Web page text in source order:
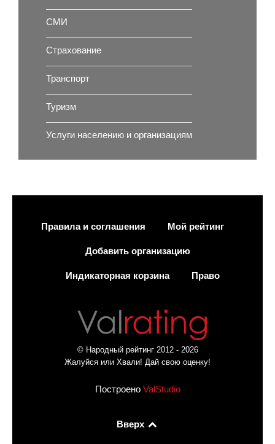
СМИ
Страхование
Транспорт
Туризм
Услуги населению и организациям
Правила и соглашения Мой рейтинг
Добавить организацию
Индикаторная корзина Право
© Народный рейтинг 2012 - 2026
Жалуйся или Хвали! Дай свою оценку!
Построено ValStudio
Вверх